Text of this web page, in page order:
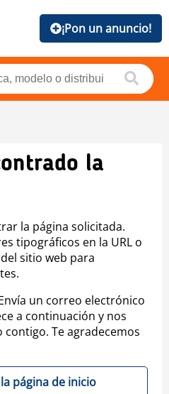
¡Pon un anuncio!
la
la página solicitada.
tipográficos en la URL o
sitio web para
un correo electrónico
a continuación y nos
Te agradecemos
página de inicio